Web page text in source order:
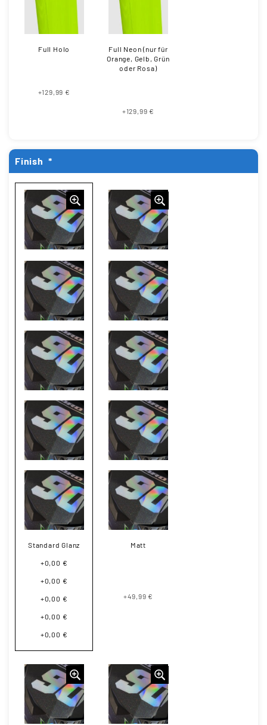
Full Holo
+129,99 €
Full Neon (nur für
Orange, Gelb, Grün
oder Rosa)
+129,99 €
Finish *
Standard Glanz
+0,00 €
+0,00 €
+0,00 €
+0,00 €
+0,00 €
Matt
+49,99 €